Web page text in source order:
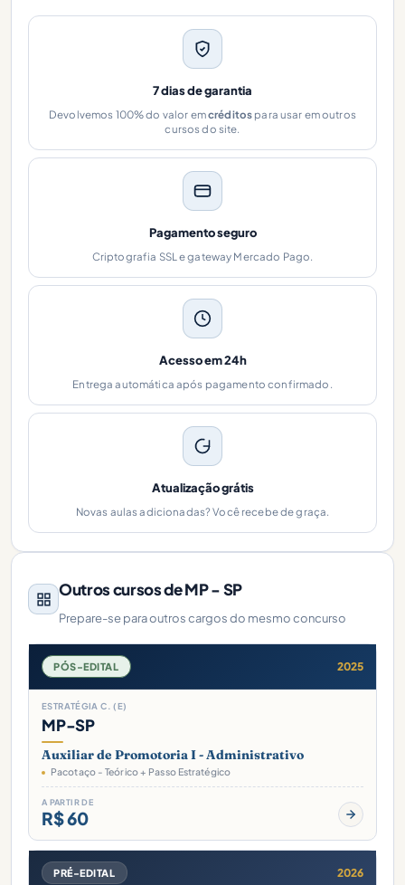
7 dias de garantia
Devolvemos 100% do valor emcréditos para usar em outros
cursos do site.
Pagamento seguro
Criptografia SSL e gateway Mercado Pago.
Acesso em 24h
Entrega automática após pagamento confirmado.
Atualização grátis
Novas aulas adicionadas? Você recebe de graça.
Outros cursos de MP - SP
Prepare-se para outros cargos do mesmo concurso
PÓS-EDITAL 2025
ESTRATÉGIA C. (E)
MP-SP
Auxiliar de Promotoria I - Administrativo
Pacotaço - Teórico + Passo Estratégico
A PARTIR DE
R$ 60
PRÉ-EDITAL 2026